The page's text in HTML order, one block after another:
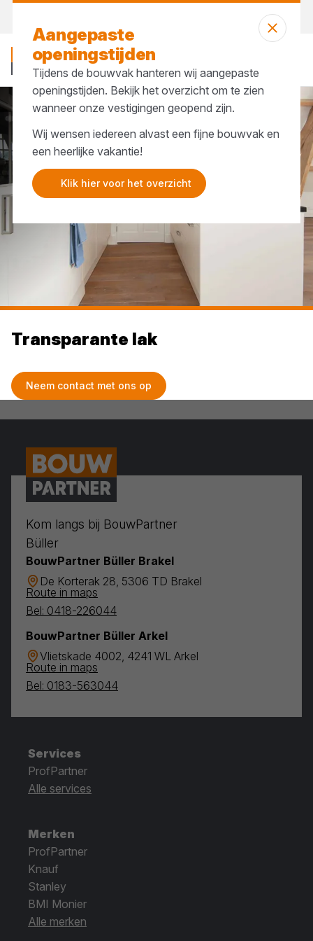
Transparante lak
Transparante lak
Neem contact met ons op
Aangepaste
openingstijden
Tijdens de bouwvak hanteren wij aangepaste
openingstijden. Bekijk het overzicht om te zien
wanneer onze vestigingen geopend zijn.
Wij wensen iedereen alvast een fijne bouwvak en
een heerlijke vakantie!
Klik hier voor het overzicht
Kom langs bij BouwPartner
Büller
BouwPartner Büller Brakel
De Korterak 28, 5306 TD Brakel
Route in maps
Bel: 0418-226044
BouwPartner Büller Arkel
Vlietskade 4002, 4241 WL Arkel
Route in maps
Bel: 0183-563044
Services
ProfPartner
Alle services
Merken
ProfPartner
Knauf
Stanley
BMI Monier
Alle merken